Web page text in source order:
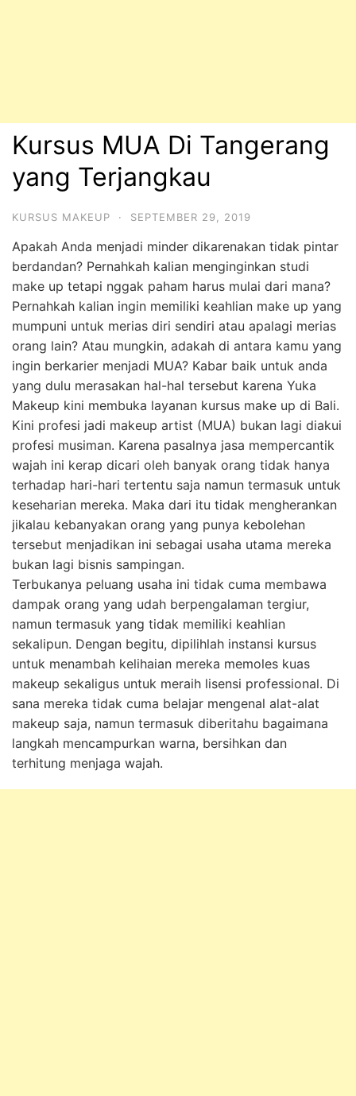
Kursus MUA Di Tangerang
yang Terjangkau
KURSUS MAKEUP · SEPTEMBER 29, 2019
Apakah Anda menjadi minder dikarenakan tidak pintar
berdandan? Pernahkah kalian menginginkan studi
make up tetapi nggak paham harus mulai dari mana?
Pernahkah kalian ingin memiliki keahlian make up yang
mumpuni untuk merias diri sendiri atau apalagi merias
orang lain? Atau mungkin, adakah di antara kamu yang
ingin berkarier menjadi MUA? Kabar baik untuk anda
yang dulu merasakan hal-hal tersebut karena Yuka
Makeup kini membuka layanan kursus make up di Bali.
Kini profesi jadi makeup artist (MUA) bukan lagi diakui
profesi musiman. Karena pasalnya jasa mempercantik
wajah ini kerap dicari oleh banyak orang tidak hanya
terhadap hari-hari tertentu saja namun termasuk untuk
keseharian mereka. Maka dari itu tidak mengherankan
jikalau kebanyakan orang yang punya kebolehan
tersebut menjadikan ini sebagai usaha utama mereka
bukan lagi bisnis sampingan.
Terbukanya peluang usaha ini tidak cuma membawa
dampak orang yang udah berpengalaman tergiur,
namun termasuk yang tidak memiliki keahlian
sekalipun. Dengan begitu, dipilihlah instansi kursus
untuk menambah kelihaian mereka memoles kuas
makeup sekaligus untuk meraih lisensi professional. Di
sana mereka tidak cuma belajar mengenal alat-alat
makeup saja, namun termasuk diberitahu bagaimana
langkah mencampurkan warna, bersihkan dan
terhitung menjaga wajah.